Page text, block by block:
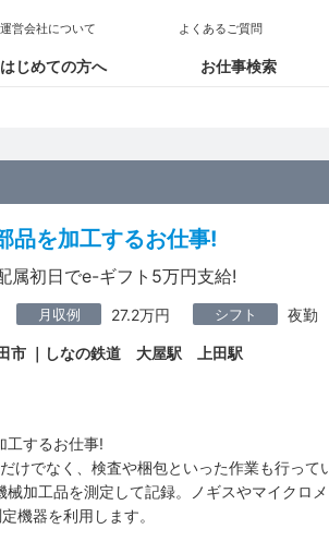
はじめての方へ お仕事検索
運営会社について よくあるご質問
品を加工するお仕事!
属初日でe-ギフト5万円支給!
月収例 27.2万円 シフト 夜勤
市 ｜しなの鉄道 大屋駅 上田駅
工するお仕事!
けでなく、検査や梱包といった作業も行って
械加工品を測定して記録。ノギスやマイクロ
機器を利用します。